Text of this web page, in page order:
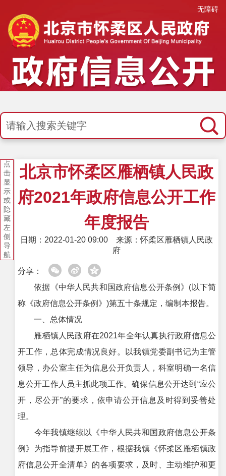
无障碍
点
击
显
示
或
隐
藏
左
侧
导
航
北京市怀柔区雁栖镇人民政
府2021年政府信息公开工作
年度报告
日期：2022-01-20 09:00
来源：怀柔区雁栖镇人民政
府
分享：
依据《中华人民共和国政府信息公开条例》(以下简
称《政府信息公开条例》)第五十条规定，编制本报告。
一、总体情况
雁栖镇人民政府在2021年全年认真执行政府信息公
开工作，总体完成情况良好。以我镇党委副书记为主管
领导，办公室主任为信息公开负责人，科室明确一名信
息公开工作人员主抓此项工作。确保信息公开达到“应公
开，尽公开”的要求，依申请公开信息及时得到妥善处
理。
今年我镇继续以《中华人民共和国政府信息公开条
例》为指导前提开展工作，根据我镇《怀柔区雁栖镇政
府信息公开全清单》的各项要求，及时、主动维护和更